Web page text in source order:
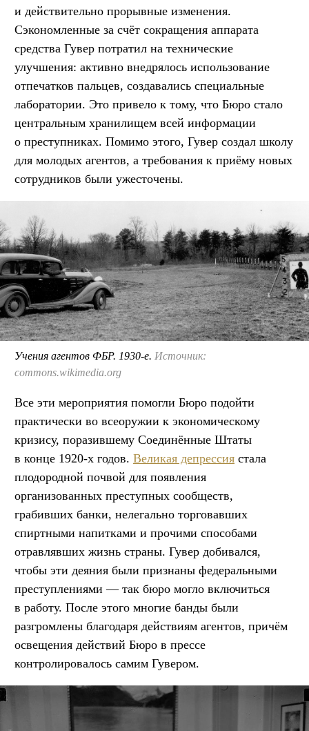
и действительно прорывные изменения.
Сэкономленные за счёт сокращения аппарата
средства Гувер потратил на технические
улучшения: активно внедрялось использование
отпечатков пальцев, создавались специальные
лаборатории. Это привело к тому, что Бюро стало
центральным хранилищем всей информации
о преступниках. Помимо этого, Гувер создал школу
для молодых агентов, а требования к приёму новых
сотрудников были ужесточены.
Учения агентов ФБР. 1930-е. Источник:
commons.wikimedia.org
Все эти мероприятия помогли Бюро подойти
практически во всеоружии к экономическому
кризису, поразившему Соединённые Штаты
в конце 1920-х годов. Великая депрессия стала
плодородной почвой для появления
организованных преступных сообществ,
грабивших банки, нелегально торговавших
спиртными напитками и прочими способами
отравлявших жизнь страны. Гувер добивался,
чтобы эти деяния были признаны федеральными
преступлениями — так бюро могло включиться
в работу. После этого многие банды были
разгромлены благодаря действиям агентов, причём
освещения действий Бюро в прессе
контролировалось самим Гувером.